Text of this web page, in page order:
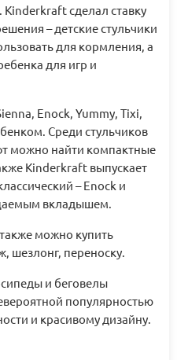
сделал ставку
– детские стульчики
для кормления, а
для игр и
Enock, Yummy, Tixi,
Среди стульчиков
можно найти компактные
Kinderkraft выпускает
– Enock и
вкладышем.
можно купить
шезлонг, переноску.
и беговелы
популярностью
и красивому дизайну.